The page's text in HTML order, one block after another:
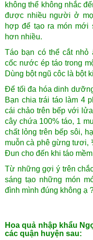
không thể không nhắc
được nhiều người ở
hợp để tạo ra món mới
hơn nhiều.
Táo bạn có thể cắt nhỏ
cốc nước ép táo trong
Dùng bột ngũ côc là bột
Để tối đa hóa dinh
Bạn chia trái táo làm 4
cái chảo trên bếp với
cây chứa 100% táo, 1
chất lỏng trên bếp sôi,
muỗn cà phê gừng tươi,
Đun cho đến khi táo
Từ những gợi ý trên
sáng tạo những món
đình mình đúng không ạ
Hoa quả nhập khẩu
các quận huyện sau: